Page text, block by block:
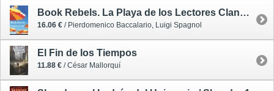
Book Rebels. La Playa de los Lectores Clandestinos
16.06 € / Pierdomenico Baccalario, Luigi Spagnol
El Fin de los Tiempos
11.88 € / César Mallorquí